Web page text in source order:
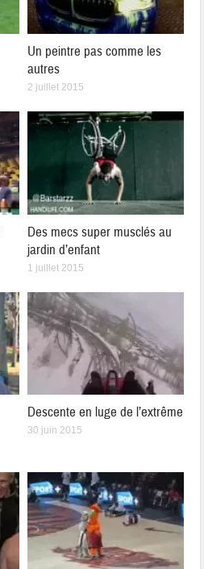
Un peintre pas comme les
autres
2 juillet 2015
Des mecs super musclés au
jardin d’enfant
1 juillet 2015
Descente en luge de l’extrême
30 juin 2015